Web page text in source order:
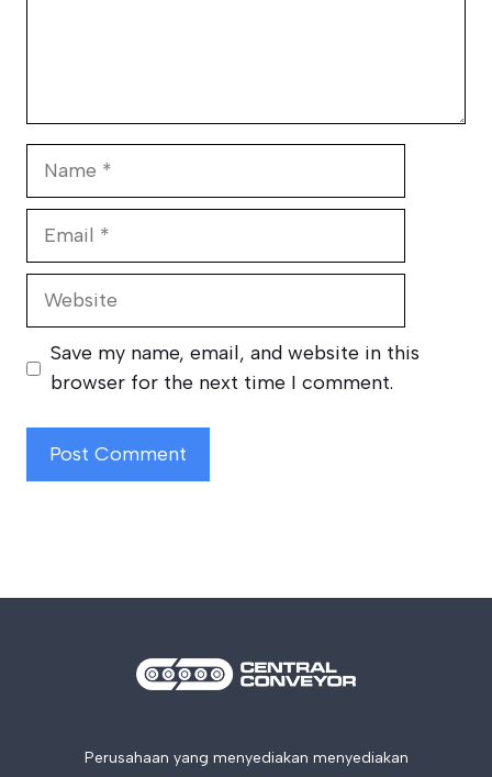
Website
Save my name, email, and website in this
browser for the next time I comment.
Perusahaan yang menyediakan menyediakan